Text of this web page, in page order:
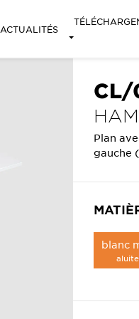
ACTUALITÉS
CL/
Plan
gauche
blanc
aluite